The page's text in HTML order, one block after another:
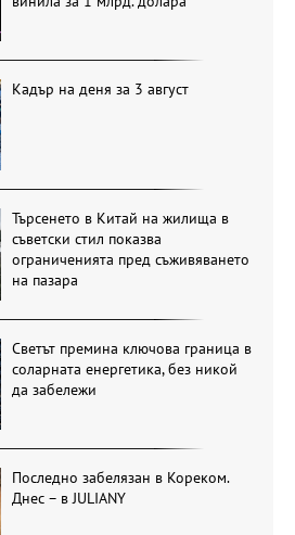
Кадър на деня за 3 август
Търсенето в Китай на жилища в
съветски стил показва
ограниченията пред съживяването
на пазара
Светът премина ключова граница в
соларната енергетика, без никой
да забележи
Последно забелязан в Кореком.
Днес – в JULIANY